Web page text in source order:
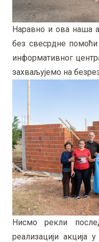
Наравно и ова наша
без свесрдне
информативног
захваљујемо на
Нисмо рекли
реализацији акција